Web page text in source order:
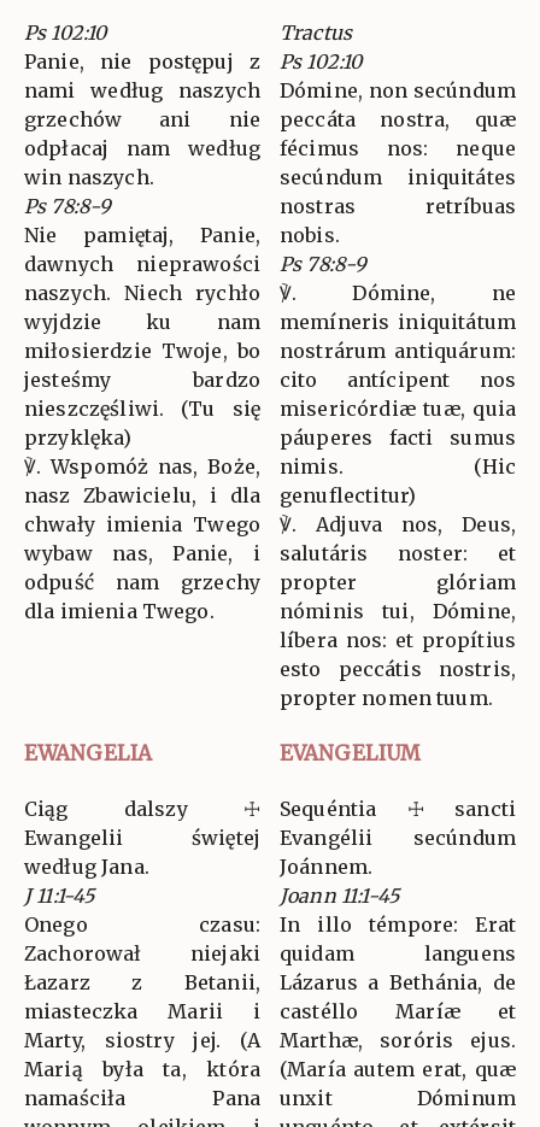
Ps 102:10
Panie, nie postępuj z
nami według naszych
grzechów ani nie
odpłacaj nam według
win naszych.
Ps 78:8-9
Nie pamiętaj, Panie,
dawnych nieprawości
naszych. Niech rychło
wyjdzie ku nam
miłosierdzie Twoje, bo
jesteśmy bardzo
nieszczęśliwi. (Tu się
przyklęka)
℣. Wspomóż nas, Boże,
nasz Zbawicielu, i dla
chwały imienia Twego
wybaw nas, Panie, i
odpuść nam grzechy
dla imienia Twego.
Tractus
Ps 102:10
Dómine, non secúndum
peccáta nostra, quæ
fécimus nos: neque
secúndum iniquitátes
nostras retríbuas
nobis.
Ps 78:8-9
℣. Dómine, ne
memíneris iniquitátum
nostrárum antiquárum:
cito antícipent nos
misericórdiæ tuæ, quia
páuperes facti sumus
nimis. (Hic
genuflectitur)
℣. Adjuva nos, Deus,
salutáris noster: et
propter glóriam
nóminis tui, Dómine,
líbera nos: et propítius
esto peccátis nostris,
propter nomen tuum.
EWANGELIA EVANGELIUM
Ciąg dalszy ☩
Ewangelii świętej
według Jana.
J 11:1-45
Onego czasu:
Zachorował niejaki
Łazarz z Betanii,
miasteczka Marii i
Marty, siostry jej. (A
Marią była ta, która
namaściła Pana
Sequéntia ☩ sancti
Evangélii secúndum
Joánnem.
Joann 11:1-45
In illo témpore: Erat
quidam languens
Lázarus a Bethánia, de
castéllo Maríæ et
Marthæ, soróris ejus.
(María autem erat, quæ
unxit Dóminum